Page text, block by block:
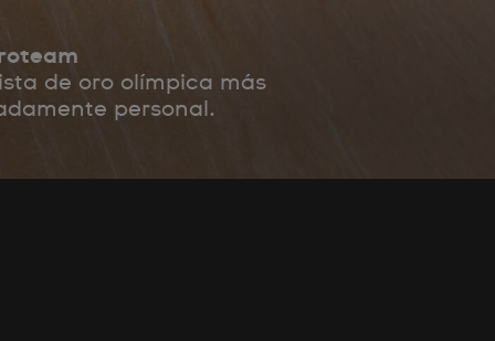
de oro olímpica más
personal.